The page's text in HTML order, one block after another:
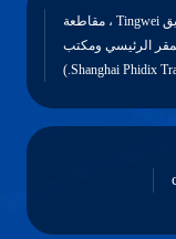
مبنى رقم 21 ، بلوك 9299 ، طريق Tingwei ، مقاطعة
، شنغهاي 201505 (المقر الرئيسي ومكتب